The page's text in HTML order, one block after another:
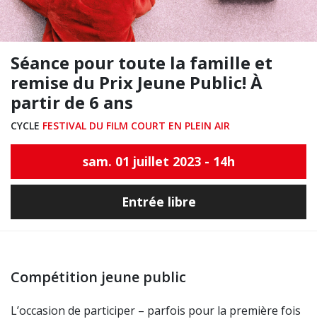
Séance pour toute la famille et
remise du Prix Jeune Public! À
partir de 6 ans
CYCLE FESTIVAL DU FILM COURT EN PLEIN AIR
sam. 01 juillet 2023 - 14h
Entrée libre
Compétition jeune public
L’occasion de participer – parfois pour la première fois